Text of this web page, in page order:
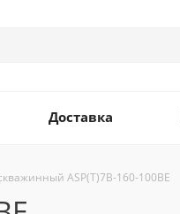
Доставка
ASP(T)7B-160-100BE